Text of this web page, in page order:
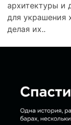
архитектуры и
для украшения
делая их..